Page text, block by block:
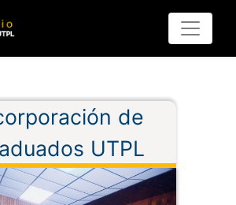
de
UTPL